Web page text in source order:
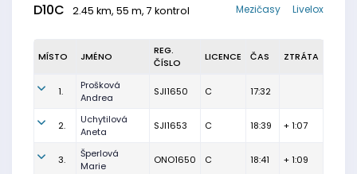
D10C 2.45 km, 55 m, 7 kontrol Livelox
Mezičasy
MÍSTO JMÉNO
REG.
ČÍSLO
LICENCE ČAS ZTRÁTA
1.
Prošková
Andrea
SJI1650 C 17:32
2.
Uchytilová
Aneta
SJI1653 C 18:39 + 1:07
3.
Šperlová
Marie
ONO1650 C 18:41 + 1:09